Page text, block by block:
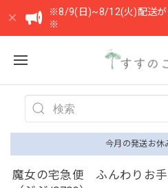
※8/9(日)~8/12(火)配送が
※
今月の発送お
魔女の宅急便 ふんわりお手